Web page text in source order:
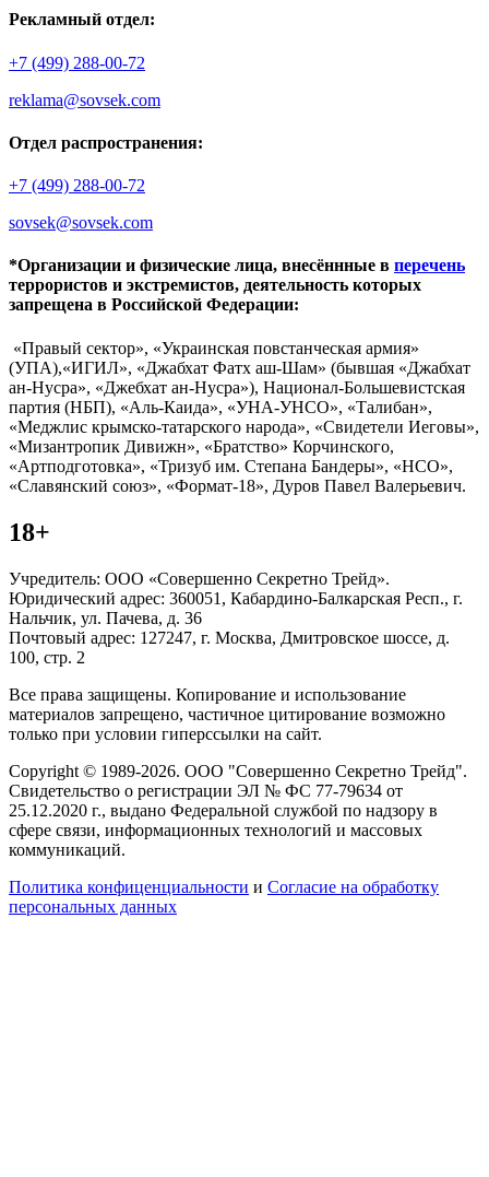
Рекламный отдел:
+7 (499) 288-00-72
reklama@sovsek.com
Отдел распространения:
+7 (499) 288-00-72
sovsek@sovsek.com
*Организации и физические лица, внесённные в перечень
террористов и экстремистов, деятельность которых
запрещена в Российской Федерации:
«Правый сектор», «Украинская повстанческая армия»
(УПА),«ИГИЛ», «Джабхат Фатх аш-Шам» (бывшая «Джабхат
ан-Нусра», «Джебхат ан-Нусра»), Национал-Большевистская
партия (НБП), «Аль-Каида», «УНА-УНСО», «Талибан»,
«Меджлис крымско-татарского народа», «Свидетели Иеговы»,
«Мизантропик Дивижн», «Братство» Корчинского,
«Артподготовка», «Тризуб им. Степана Бандеры», «НСО»,
«Славянский союз», «Формат-18», Дуров Павел Валерьевич.
18+
Учредитель: ООО «Совершенно Секретно Трейд».
Юридический адрес: 360051, Кабардино-Балкарская Респ., г.
Нальчик, ул. Пачева, д. 36
Почтовый адрес: 127247, г. Москва, Дмитровское шоссе, д.
100, стр. 2
Все права защищены. Копирование и использование
материалов запрещено, частичное цитирование возможно
только при условии гиперссылки на сайт.
Copyright © 1989-2026. ООО "Совершенно Секретно Трейд".
Свидетельство о регистрации ЭЛ № ФС 77-79634 от
25.12.2020 г., выдано Федеральной службой по надзору в
сфере связи, информационных технологий и массовых
коммуникаций.
Политика конфиценциальности и Согласие на обработку
персональных данных